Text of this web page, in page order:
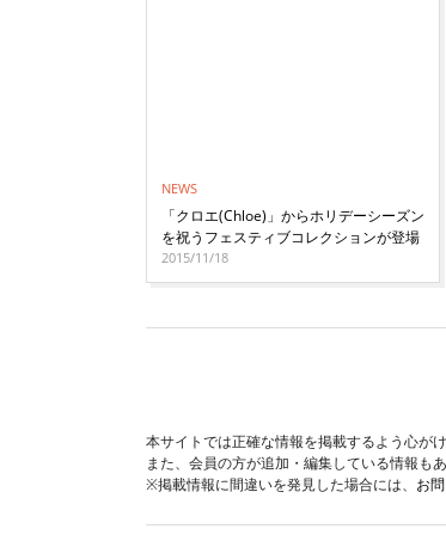
NEWS
「クロエ(Chloe)」からホリデーシーズン
を祝うフェスティブコレクションが登場
2015/11/18
本サイトでは正確な情報を掲載するよう心が
また、会員の方が追加・編集している情報も
※掲載情報に間違いを発見した場合には、 お